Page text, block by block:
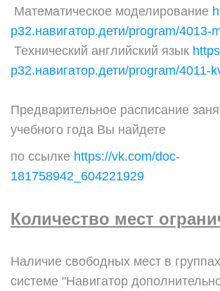
Математическое моделирование
р32.навигатор.дети/program/4013-
Технический английский язык
р32.навигатор.дети/program/4011-
Предварительное расписание
учебного года Вы найдете
по ссылке https://vk.com/doc-
181758942_604221929
Количество мест
Наличие свободных мест в
системе "Навигатор